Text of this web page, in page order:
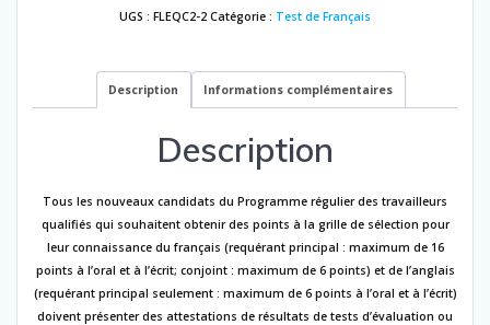
(Guadeloupe)
UGS : FLEQC2-2 Catégorie : Test de Français
Description Informations complémentaires
Description
Tous les nouveaux candidats du Programme régulier des travailleurs
qualifiés qui souhaitent obtenir des points à la grille de sélection pour
leur connaissance du français (requérant principal : maximum de 16
points à l’oral et à l’écrit; conjoint : maximum de 6 points) et de l’anglais
(requérant principal seulement : maximum de 6 points à l’oral et à l’écrit)
doivent présenter des attestations de résultats de tests d’évaluation ou